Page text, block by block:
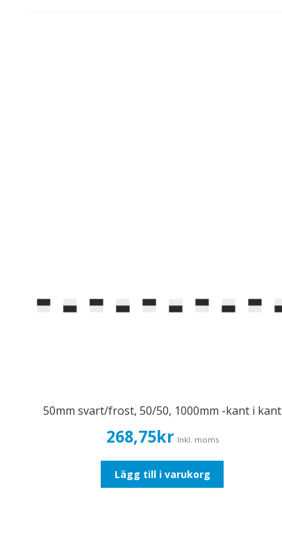
50mm svart/frost, 50/50, 1000mm -kant i kant
268,75kr Inkl. moms
Lägg till i varukorg